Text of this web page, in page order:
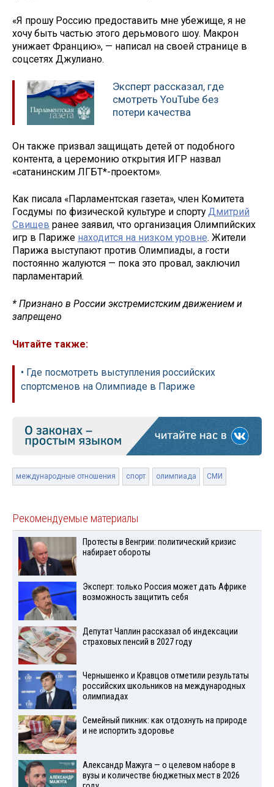
«Я прошу Россию предоставить мне убежище, я не
хочу быть частью этого дерьмового шоу. Макрон
унижает Францию», — написал на своей странице в
соцсетях Джулиано.
Эксперт рассказал, где
смотреть YouTube без
потери качества
Он также призвал защищать детей от подобного
контента, а церемонию открытия ИГР назвал
«сатанинским ЛГБТ*-проектом».
Как писала «Парламентская газета», член Комитета
Госдумы по физической культуре и спортуДмитрий
Свищев ранее заявил, что организация Олимпийских
игр в Париже находится на низком уровне. Жители
Парижа выступают против Олимпиады, а гости
постоянно жалуются — пока это провал, заключил
парламентарий.
* Признано в России экстремистским движением и
запрещено
Читайте также:
• Где посмотреть выступления российских
спортсменов на Олимпиаде в Париже
международные отношения спорт олимпиада СМИ
Рекомендуемые материалы
Протесты в Венгрии: политический кризис
набирает обороты
Эксперт: только Россия может дать Африке
возможность защитить себя
Депутат Чаплин рассказал об индексации
страховых пенсий в 2027 году
Чернышенко и Кравцов отметили результаты
российских школьников на международных
олимпиадах
Семейный пикник: как отдохнуть на природе
и не испортить здоровье
Александр Мажуга — о целевом наборе в
вузы и количестве бюджетных мест в 2026